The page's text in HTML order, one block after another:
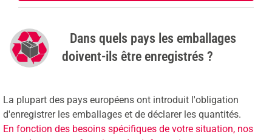
Dans quels pays les emballages
doivent-ils être enregistrés ?
La plupart des pays européens ont introduit l'obligation
d'enregistrer les emballages et de déclarer les quantités.
En fonction des besoins spécifiques de votre situation, nos